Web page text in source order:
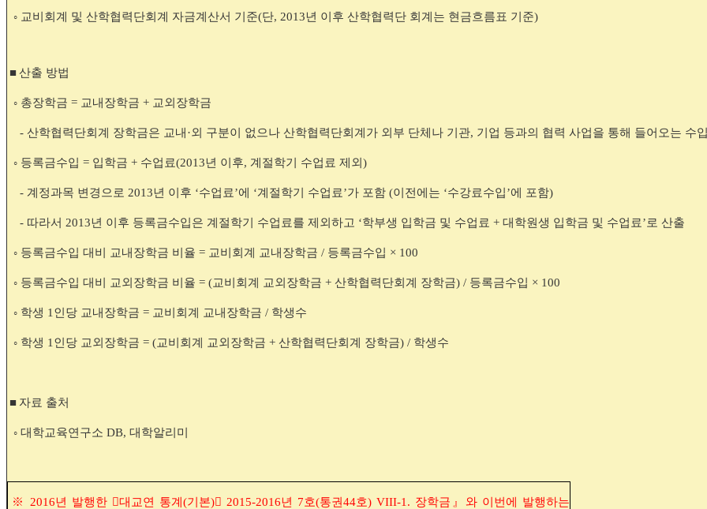
◦ 교비회계 및 산학협력단회계 자금계산서 기준(단, 2013년 이후 산학협력단 회계는 현금흐름표 기준)
■산출 방법
◦ 총장학금 = 교내장학금 + 교외장학금
- 산학협력단회계 장학금은 교내 ·외 구분이 없으나 산학협력단회계가 외부 단체나 기관, 기업 등과의 협력 사업을 통해 들어오는 수
◦ 등록금수입 = 입학금 + 수업료(2013년 이후, 계절학기 수업료 제외 )
- 계정과목 변경으로 2013년 이후 ‘수업료’에 ‘계절학기 수업료’가 포함 (이전에는 ‘수강료수입’에 포함)
- 따라서 2013년 이후 등록금수입은 계절학기 수업료를 제외하고 ‘학부생 입학금 및 수업료 + 대학원생 입학금 및 수업료’로 산출
◦ 등록금수입 대비 교내장학금 비율 = 교비회계 교내장학금 / 등록금수입 × 100
◦ 등록금수입 대비 교외장학금 비율 = (교비회계 교외장학금 + 산학협력단회계 장학금) / 등록금수입 × 100
◦ 학생 1인당 교내장학금 = 교비회계 교내장학금 / 학생수
◦ 학생 1인당 교외장학금 = (교비회계 교외장학금 + 산학협력단회계 장학금) / 학생수
■ 자료 출처
◦ 대학교육연구소 DB, 대학알리미
※ 2016년 발행한 󰡔대교연 통계 (기본)󰡕 2015-2016년 7호(통권44호) VIII-1. 장학금 』 와 이번에 발행하는